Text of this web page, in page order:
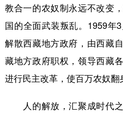
教合一的农奴制永远不改变
国的全面武装叛乱。1959年
解散西藏地方政府，由西藏
藏地方政府职权，领导西藏
进行民主改革，使百万农奴翻
人的解放，汇聚成时代之